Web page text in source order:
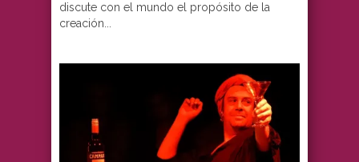
discute con el mundo el propósito de la
creación...